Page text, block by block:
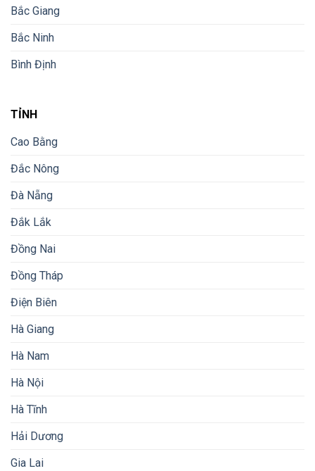
Bắc Giang
Bắc Ninh
Bình Định
TỈNH
Cao Bằng
Đắc Nông
Đà Nẵng
Đắk Lắk
Đồng Nai
Đồng Tháp
Điện Biên
Hà Giang
Hà Nam
Hà Nội
Hà Tĩnh
Hải Dương
Gia Lai